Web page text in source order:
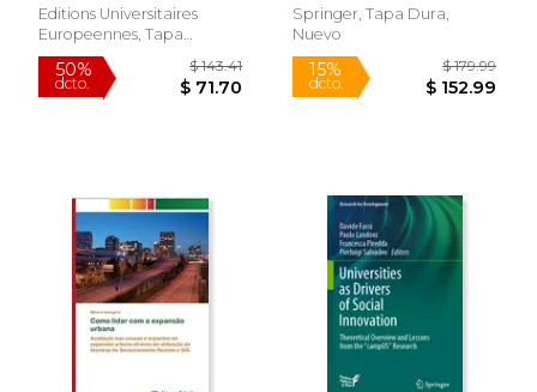
50%
dcto.
15%
dcto.
Editions Universitaires
Europeennes, Tapa
Blanda, Nuevo
Springer, Tapa Dura,
Nuevo